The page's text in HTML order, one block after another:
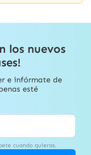
los nuevos
e infórmate de
esté
cuando quieras.